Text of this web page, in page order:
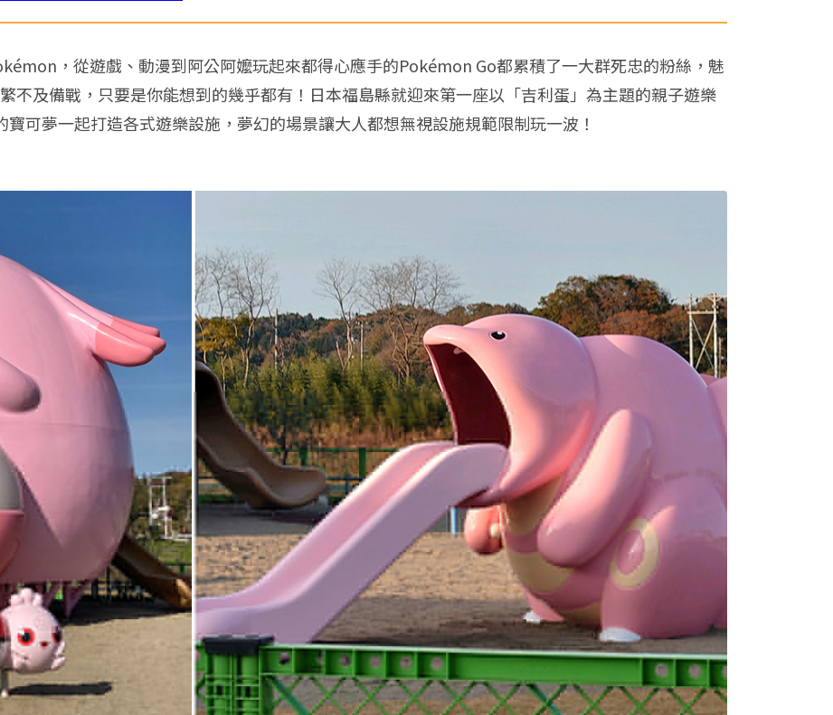
，從遊戲、動漫到阿公阿嬤玩起來都得心應手的Pokémon Go都累積了一大群死忠的粉絲，魅
不及備戰，只要是你能想到的幾乎都有！日本福島縣就迎來第一座以「吉利蛋」為主題的親子遊樂
可夢一起打造各式遊樂設施，夢幻的場景讓大人都想無視設施規範限制玩一波！